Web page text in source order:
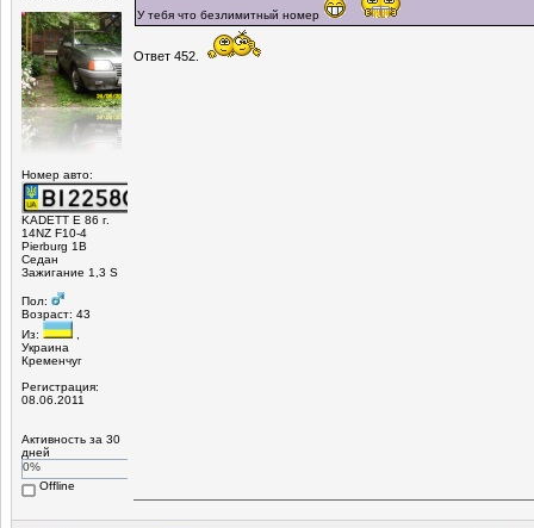
Номер авто:
KADETT E 86 г.
14NZ F10-4
Pierburg 1B
Седан
Зажигание 1,3 S
Пол:
Возраст: 43
Из:
,
Украина
Кременчуг
Регистрация:
08.06.2011
Активность за 30
дней
0%
Offline
У тебя что безлимитный номер
Ответ 452.